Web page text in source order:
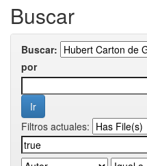
Buscar
Buscar:
por
Filtros actuales: